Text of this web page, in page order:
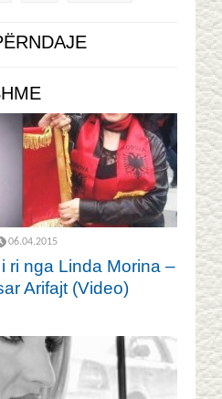
06.04.2015
ri nga Linda Morina –
Arifajt (Video)